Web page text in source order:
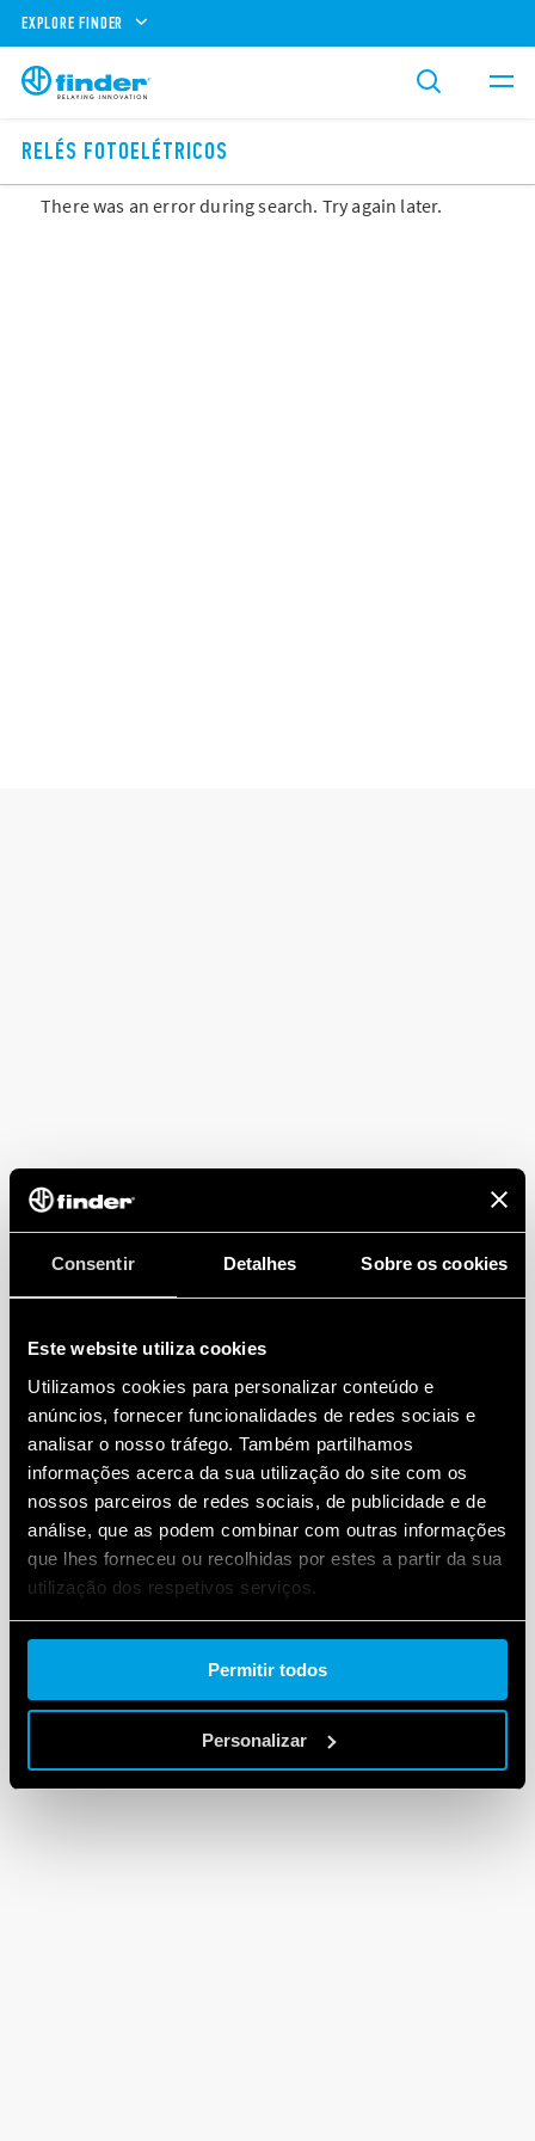
Consentir Detalhes Sobre os cookies
Este website utiliza cookies
Utilizamos cookies para personalizar conteúdo e
anúncios, fornecer funcionalidades de redes sociais e
analisar o nosso tráfego. Também partilhamos
informações acerca da sua utilização do site com os
nossos parceiros de redes sociais, de publicidade e de
análise, que as podem combinar com outras informações
que lhes forneceu ou recolhidas por estes a partir da sua
utilização dos respetivos serviços.
Cookie policy.
Permitir todos
Personalizar
EXPLORE FINDER
RELÉS FOTOELÉTRICOS
There was an error during search. Try again later.